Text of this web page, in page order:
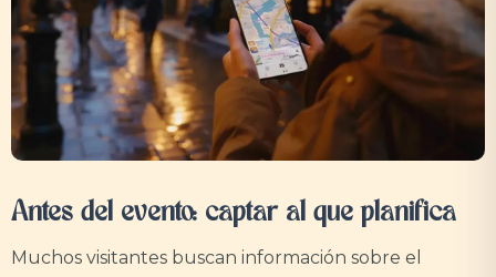
Antes del evento: captar al que planifica
Muchos visitantes buscan información sobre el